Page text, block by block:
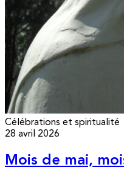
Célébrations et spiritualité
28 avril 2026
Mois de mai,